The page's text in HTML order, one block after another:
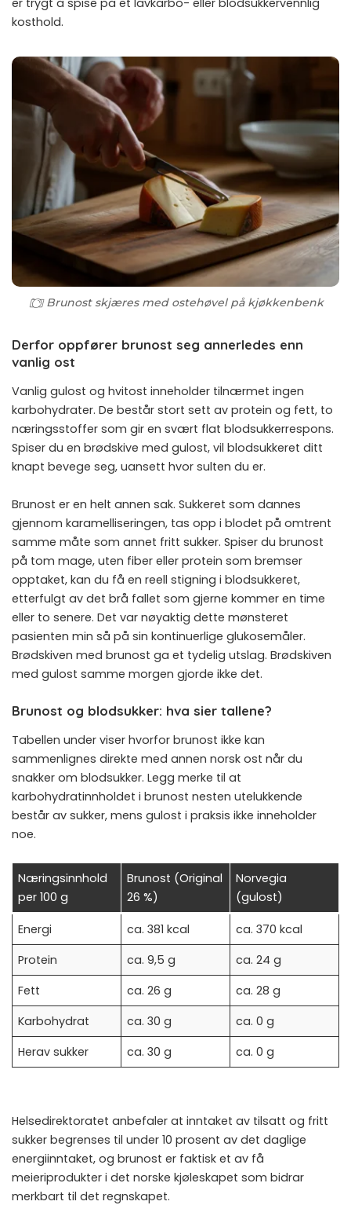
kosthold.
Brunost skjæres med ostehøvel på kjøkkenbenk
Derfor oppfører brunost seg annerledes enn
vanlig ost
Vanlig gulost og hvitost inneholder tilnærmet ingen
karbohydrater. De består stort sett av protein og fett, to
næringsstoffer som gir en svært flat blodsukkerrespons.
Spiser du en brødskive med gulost, vil blodsukkeret ditt
knapt bevege seg, uansett hvor sulten du er.
Brunost er en helt annen sak. Sukkeret som dannes
gjennom karamelliseringen, tas opp i blodet på omtrent
samme måte som annet fritt sukker. Spiser du brunost
på tom mage, uten fiber eller protein som bremser
opptaket, kan du få en reell stigning i blodsukkeret,
etterfulgt av det brå fallet som gjerne kommer en time
eller to senere. Det var nøyaktig dette mønsteret
pasienten min så på sin kontinuerlige glukosemåler.
Brødskiven med brunost ga et tydelig utslag. Brødskiven
med gulost samme morgen gjorde ikke det.
Brunost og blodsukker: hva sier tallene?
Tabellen under viser hvorfor brunost ikke kan
sammenlignes direkte med annen norsk ost når du
snakker om blodsukker. Legg merke til at
karbohydratinnholdet i brunost nesten utelukkende
består av sukker, mens gulost i praksis ikke inneholder
noe.
Næringsinnhold
per 100 g
Brunost (Original
26 %)
Norvegia
(gulost)
Energi ca. 381 kcal
ca. 370 kcal
Protein
ca. 9,5 g
ca. 24 g
Fett
ca. 26 g
ca. 28 g
Karbohydrat
ca. 30 g
ca. 0 g
Herav sukker
ca. 30 g ca. 0 g
Helsedirektoratet anbefaler at inntaket av tilsatt og fritt
sukker begrenses til under 10 prosent av det daglige
energiinntaket, og brunost er faktisk et av få
meieriprodukter i det norske kjøleskapet som bidrar
merkbart til det regnskapet.